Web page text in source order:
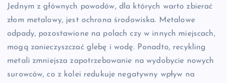
Jednym z głównych powodów, dla których warto zbierać
złom metalowy, jest ochrona środowiska. Metalowe
odpady, pozostawione na polach czy w innych miejscach,
mogą zanieczyszczać glebę i wodę. Ponadto, recykling
metali zmniejsza zapotrzebowanie na wydobycie nowych
surowców, co z kolei redukuje negatywny wpływ na